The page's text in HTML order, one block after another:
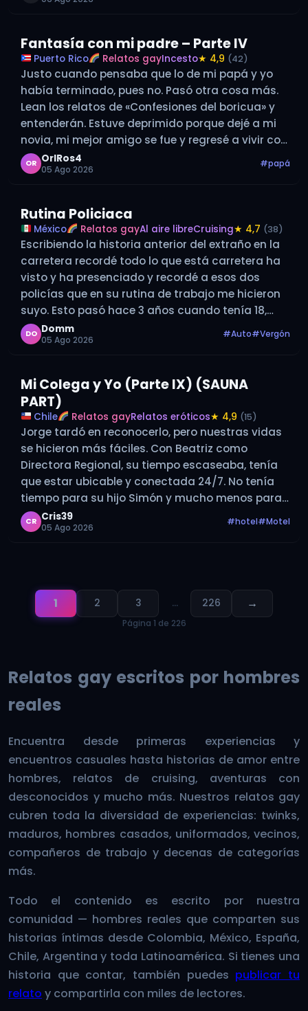
Fantasía con mi padre – Parte IV
Puerto Rico Relatos gayIncesto★ 4,9 (42)
Justo cuando pensaba que lo de mi papá y yo
había terminado, pues no. Pasó otra cosa más.
Lean los relatos de «Confesiones del boricua» y
entenderán. Estuve deprimido porque dejé a mi
novia, mi mejor amigo se fue y regresé a vivir con
mis padres, y aquí el nuevo…
OR OrlRos4
05 Ago 2026
#papá
Rutina Policiaca
México Relatos gayAl aire libreCruising★ 4,7 (38)
Escribiendo la historia anterior del extraño en la
carretera recordé todo lo que está carretera ha
visto y ha presenciado y recordé a esos dos
policías que en su rutina de trabajo me hicieron
suyo. Esto pasó hace 3 años cuando tenía 18,
cuando es época de vacaciones me consigo…
DO Domm
05 Ago 2026
#Auto#Vergón
Mi Colega y Yo (Parte IX) (SAUNA
PART)
Chile Relatos gayRelatos eróticos★ 4,9 (15)
Jorge tardó en reconocerlo, pero nuestras vidas
se hicieron más fáciles. Con Beatriz como
Directora Regional, su tiempo escaseaba, tenía
que estar ubicable y conectada 24/7. No tenía
tiempo para su hijo Simón y mucho menos para
ponerse en mi camino o reavivar antiguos
rencores con su ex. Nuestra vida…
CR Cris39
05 Ago 2026
#hotel#Motel
1 2 3 … 226 →
Página 1 de 226
Relatos gay escritos por hombres
reales
Encuentra desde primeras experiencias y
encuentros casuales hasta historias de amor entre
hombres, relatos de cruising, aventuras con
desconocidos y mucho más. Nuestros relatos gay
cubren toda la diversidad de experiencias: twinks,
maduros, hombres casados, uniformados, vecinos,
compañeros de trabajo y decenas de categorías
más.
Todo el contenido es escrito por nuestra
comunidad — hombres reales que comparten sus
historias íntimas desde Colombia, México, España,
Chile, Argentina y toda Latinoamérica. Si tienes una
historia que contar, también puedes publicar tu
relato y compartirla con miles de lectores.